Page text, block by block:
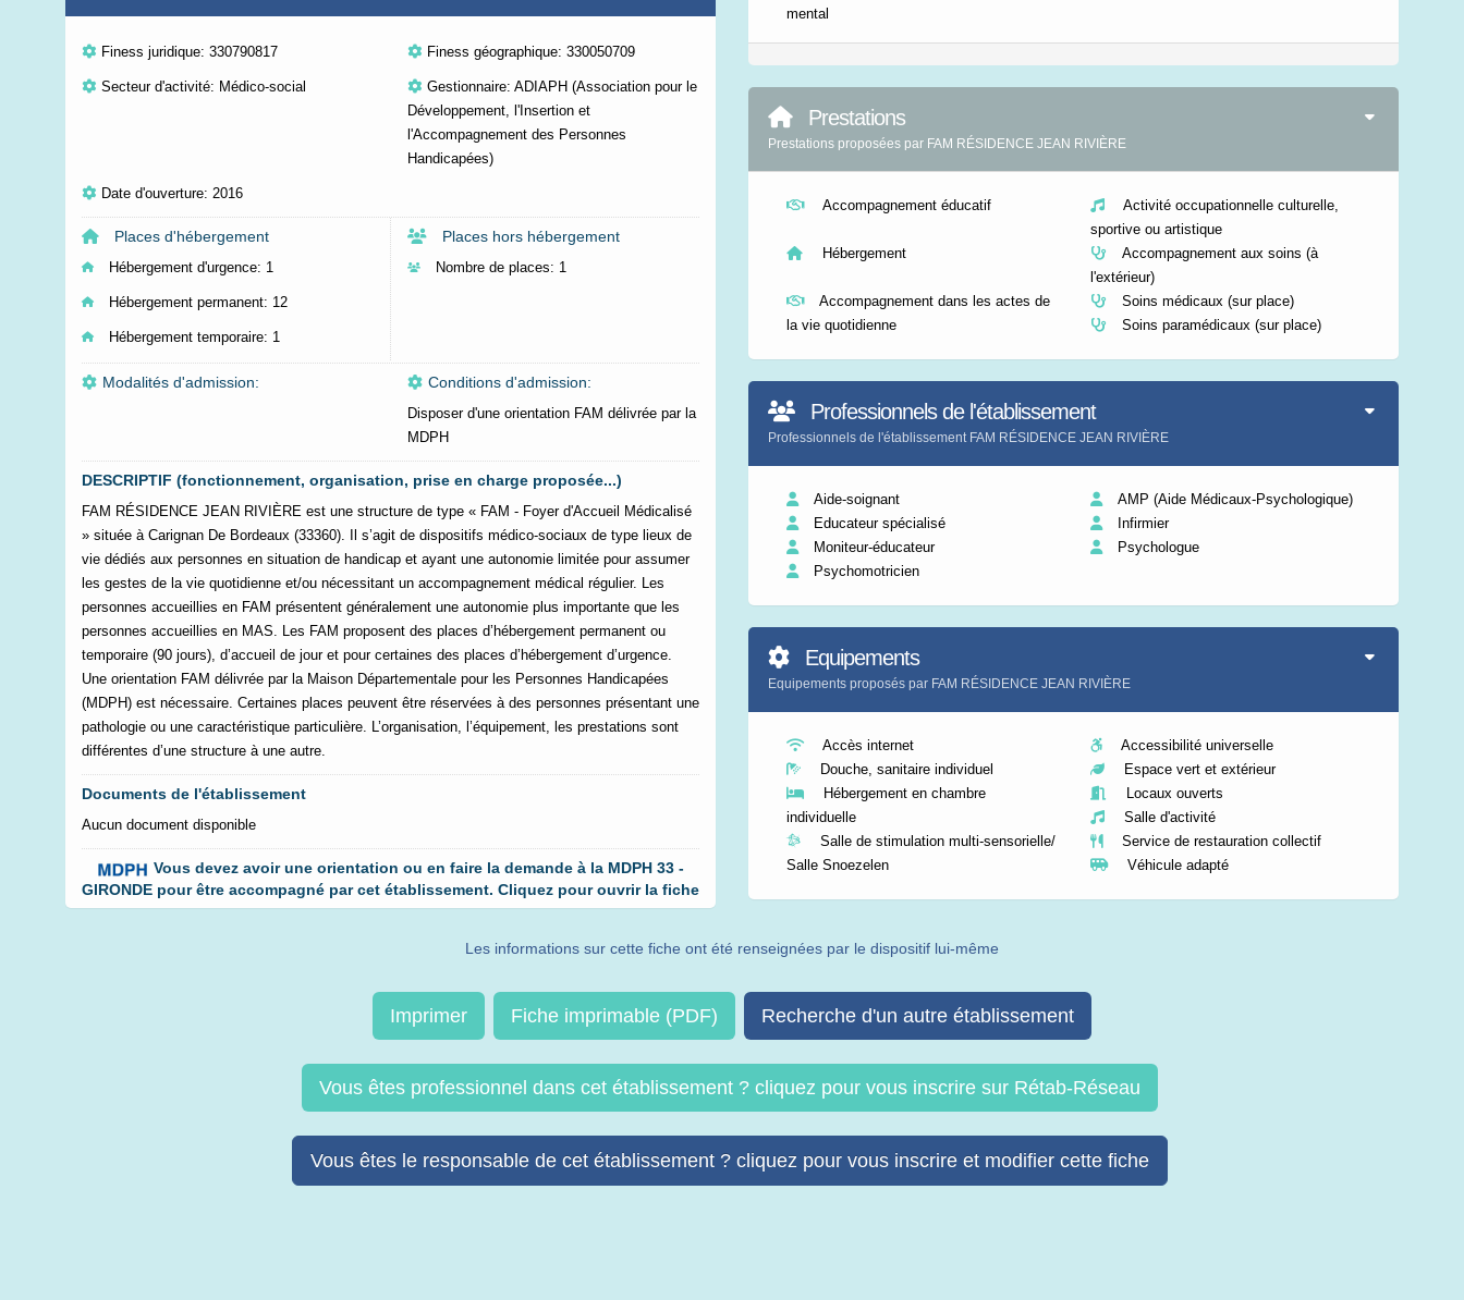
Finess juridique: 330790817 Finess géographique: 330050709
Secteur d'activité: Médico-social
Gestionnaire: ADIAPH (Association pour le
Développement, l'Insertion et
l'Accompagnement des Personnes
Handicapées)
Date d'ouverture: 2016
Places d'hébergement
Hébergement d'urgence: 1
Hébergement permanent: 12
Hébergement temporaire: 1
Places hors hébergement
Nombre de places: 1
Modalités d'admission: Conditions d'admission:
Disposer d'une orientation FAM délivrée par la
MDPH
DESCRIPTIF (fonctionnement, organisation, prise en charge proposée...)
FAM RÉSIDENCE JEAN RIVIÈRE est une structure de type « FAM - Foyer d'Accueil Médicalisé
» située à Carignan De Bordeaux (33360). Il s’agit de dispositifs médico-sociaux de type lieux de
vie dédiés aux personnes en situation de handicap et ayant une autonomie limitée pour assumer
les gestes de la vie quotidienne et/ou nécessitant un accompagnement médical régulier. Les
personnes accueillies en FAM présentent généralement une autonomie plus importante que les
personnes accueillies en MAS. Les FAM proposent des places d’hébergement permanent ou
temporaire (90 jours), d’accueil de jour et pour certaines des places d’hébergement d’urgence.
Une orientation FAM délivrée par la Maison Départementale pour les Personnes Handicapées
(MDPH) est nécessaire. Certaines places peuvent être réservées à des personnes présentant une
pathologie ou une caractéristique particulière. L’organisation, l’équipement, les prestations sont
différentes d’une structure à une autre.
Documents de l'établissement
Aucun document disponible
Vous devez avoir une orientation ou en faire la demande à la MDPH 33 -
GIRONDE pour être accompagné par cet établissement. Cliquez pour ouvrir la fiche
mental
Prestations
Prestations proposées par FAM RÉSIDENCE JEAN RIVIÈRE
Accompagnement éducatif
Activité occupationnelle culturelle,
sportive ou artistique
Hébergement
Accompagnement aux soins (à
l'extérieur)
Accompagnement dans les actes de
la vie quotidienne
Soins médicaux (sur place)
Soins paramédicaux (sur place)
Professionnels de l'établissement
Professionnels de l'établissement FAM RÉSIDENCE JEAN RIVIÈRE
Aide-soignant
AMP (Aide Médicaux-Psychologique)
Educateur spécialisé
Infirmier
Moniteur-éducateur
Psychologue
Psychomotricien
Equipements
Equipements proposés par FAM RÉSIDENCE JEAN RIVIÈRE
Accès internet
Accessibilité universelle
Douche, sanitaire individuel
Espace vert et extérieur
Hébergement en chambre
individuelle
Locaux ouverts
Salle d'activité
Salle de stimulation multi-sensorielle/
Salle Snoezelen
Service de restauration collectif
Véhicule adapté
Les informations sur cette fiche ont été renseignées par le dispositif lui-même
Imprimer Fiche imprimable (PDF) Recherche d'un autre établissement
Vous êtes professionnel dans cet établissement ? cliquez pour vous inscrire sur Rétab-Réseau
Vous êtes le responsable de cet établissement ? cliquez pour vous inscrire et modifier cette fiche